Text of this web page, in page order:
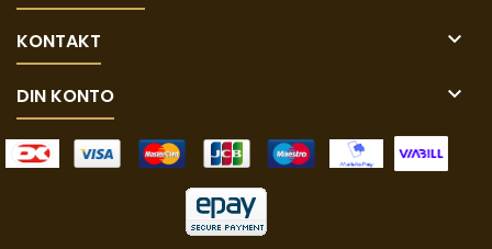
KONTAKT 
DIN KONTO 